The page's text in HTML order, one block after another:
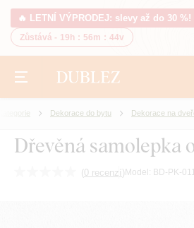
🔥 LETNÍ VÝPRODEJ: slevy až do 30 %!
Zůstává - 19h : 56m : 43v
Dekorace do bytu Dekorace na
Dřevěná samolepka
(0 recenzí) Model: BD-PK-